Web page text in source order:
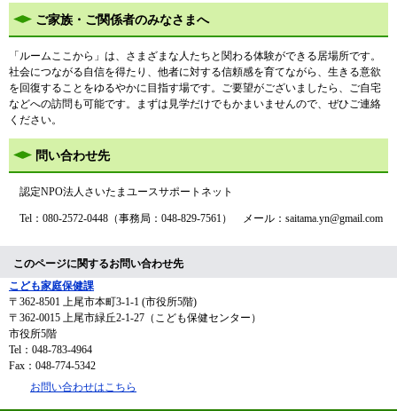
ご家族・ご関係者のみなさまへ
「ルームここから」は、さまざまな人たちと関わる体験ができる居場所です。
社会につながる自信を得たり、他者に対する信頼感を育てながら、生きる意欲
を回復することをゆるやかに目指す場です。ご要望がございましたら、ご自宅
などへの訪問も可能です。まずは見学だけでもかまいませんので、ぜひご連絡
ください。
問い合わせ先
認定NPO法人さいたまユースサポートネット
Tel：080-2572-0448（事務局：048-829-7561） メール：saitama.yn@gmail.com
このページに関するお問い合わせ先
こども家庭保健課
〒362-8501 上尾市本町3-1-1 (市役所5階)
〒362-0015 上尾市緑丘2-1-27（こども保健センター）
市役所5階
Tel：048-783-4964
Fax：048-774-5342
お問い合わせはこちら